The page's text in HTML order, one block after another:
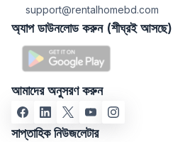
support@rentalhomebd.com
অ্যাপ ডাউনলোড করুন (শীঘ্রই আসছে)
আমাদের অনুসরণ করুন
সাপ্তাহিক নিউজলেটার